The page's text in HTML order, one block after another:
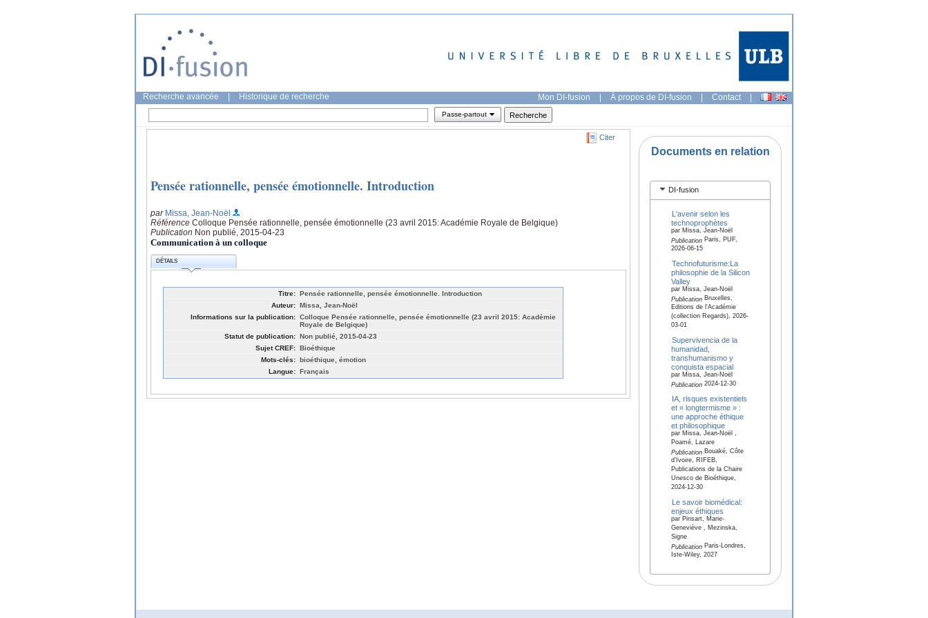
Recherche avancée Historique de recherche Mon DI-fusion | À propos de DI-fusion | Contact |
Passe-partout
Citer
Pensée rationnelle, pensée émotionnelle. Introduction
par Missa, Jean-Noël
Référence Colloque Pensée rationnelle, pensée émotionnelle (23 avril 2015: Académie Royale de Belgique)
Publication Non publié, 2015-04-23
Communication à un colloque
DÉTAILS
Titre: Pensée rationnelle, pensée émotionnelle. Introduction
Auteur: Missa, Jean-Noël
Informations sur la publication: Colloque Pensée rationnelle, pensée émotionnelle (23 avril 2015: Académie
Royale de Belgique)
Statut de publication: Non publié, 2015-04-23
Sujet CREF: Bioéthique
Mots-clés: bioéthique, émotion
Langue: Français
Documents en relation
DI-fusion
L'avenir selon les
technoprophètes
par Missa, Jean-Noël
PublicationParis, PUF,
2026-06-15
Technofuturisme:La
philosophie de la Silicon
Valley
par Missa, Jean-Noël
PublicationBruxelles,
Editions de l'Académie
(collection Regards), 2026-
03-01
Supervivencia de la
humanidad,
transhumanismo y
conquista espacial
par Missa, Jean-Noël
Publication2024-12-30
IA, risques existentiels
et « longtermisme » :
une approche éthique
et philosophique
par Missa, Jean-Noël ,
Poamé, Lazare
PublicationBouaké, Côte
d'Ivoire, RIFEB,
Publications de la Chaire
Unesco de Bioéthique,
2024-12-30
Le savoir biomédical:
enjeux éthiques
par Pinsart, Marie-
Geneviève , Mezinska,
Signe
PublicationParis-Londres,
Iste-Wiley, 2027